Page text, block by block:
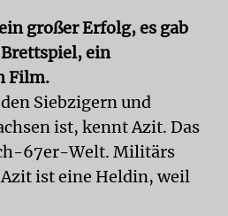
großer Erfolg, es gab
ein
Film.
Siebzigern und
ist, kennt Azit. Das
67er-Welt. Militärs
ist eine Heldin, weil